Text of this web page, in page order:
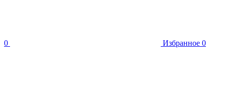
0 Избранное 0